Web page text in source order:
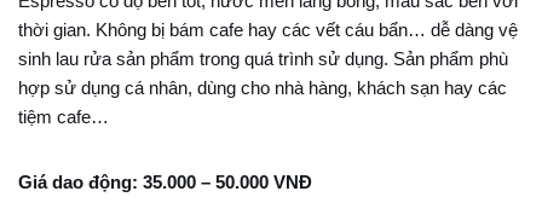
thời gian. Không bị bám cafe hay các vết cáu bẩn… dễ dàng vệ
sinh lau rửa sản phẩm trong quá trình sử dụng. Sản phẩm phù
hợp sử dụng cá nhân, dùng cho nhà hàng, khách sạn hay các
tiệm cafe…
Giá dao động: 35.000 – 50.000 VNĐ